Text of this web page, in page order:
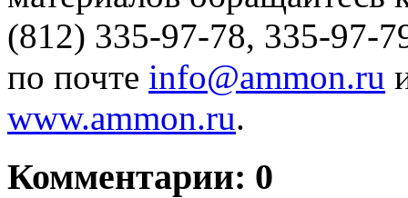
(812) 335-97-78, 335-97-
по почте info@ammon.ru
www.ammon.ru.
Комментарии: 0